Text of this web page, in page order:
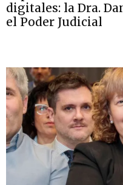
digitales: la Dra.
el Poder Judicial